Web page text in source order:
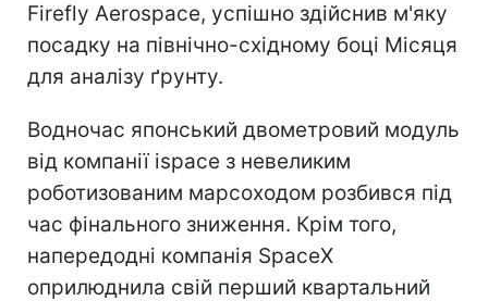
Firefly Aerospace, успішно здійснив м'яку
посадку на північно-східному боці Місяця
для аналізу ґрунту.
Водночас японський двометровий модуль
від компанії ispace з невеликим
роботизованим марсоходом розбився під
час фінального зниження. Крім того,
напередодні компанія SpaceX
оприлюднила свій перший квартальний